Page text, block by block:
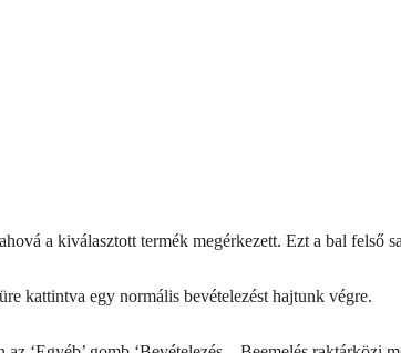
a kiválasztott termék megérkezett. Ezt a bal felső
kattintva egy normális bevételezést hajtunk végre.